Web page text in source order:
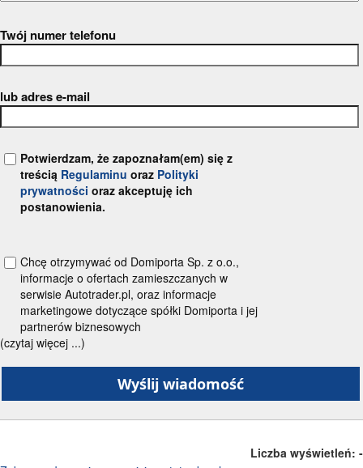
Twój numer telefonu
lub adres e-mail
Potwierdzam, że zapoznałam(em) się z
treścią Regulaminu oraz Polityki
prywatności oraz akceptuję ich
postanowienia.
Chcę otrzymywać od Domiporta Sp. z o.o.,
informacje o ofertach zamieszczanych w
serwisie Autotrader.pl, oraz informacje
marketingowe dotyczące spółki Domiporta i jej
partnerów biznesowych
(czytaj więcej ...)
Liczba wyświetleń: -